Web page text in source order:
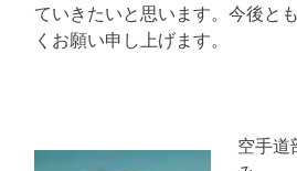
ていきたいと思います。今後と
くお願い申し上げます。
空手